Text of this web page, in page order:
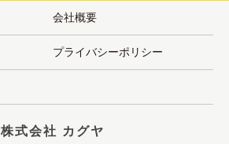
会社概要
プライバシーポリシー
株式会社 カグヤ